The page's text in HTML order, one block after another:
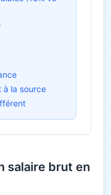
à la source
salaire brut en